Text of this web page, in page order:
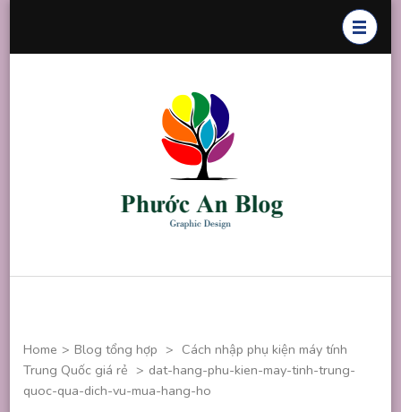
Home > Blog tổng hợp > Cách nhập phụ kiện máy tính
Trung Quốc giá rẻ > dat-hang-phu-kien-may-tinh-trung-
quoc-qua-dich-vu-mua-hang-ho